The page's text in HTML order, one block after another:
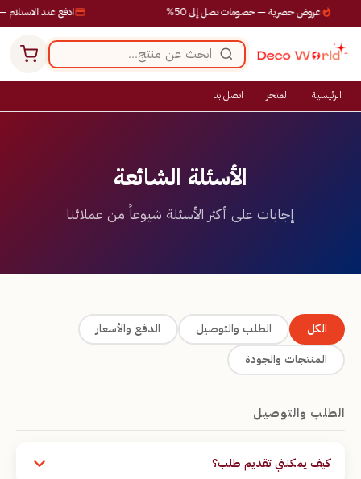
ادفع عند الاستلام عروض حصرية — خصومات تصل إلى 50%
الرئيسية المتجر اتصل بنا
الأسئلة الشائعة
إجابات على أكثر الأسئلة شيوعاً من عملائنا
الكل الطلب والتوصيل الدفع والأسعار
المنتجات والجودة
الطلب والتوصيل
كيف يمكنني تقديم طلب؟